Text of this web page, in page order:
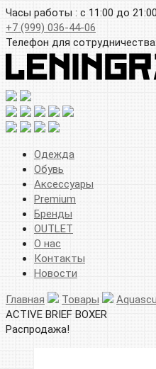
Часы работы : с 11:00 до
+7 (999) 036-44-06
Телефон для сотрудничества:
Одежда
Обувь
Аксессуары
Premium
Бренды
OUTLET
О нас
Контакты
Новости
Главная Товары
ACTIVE BRIEF BOXER
Распродажа!